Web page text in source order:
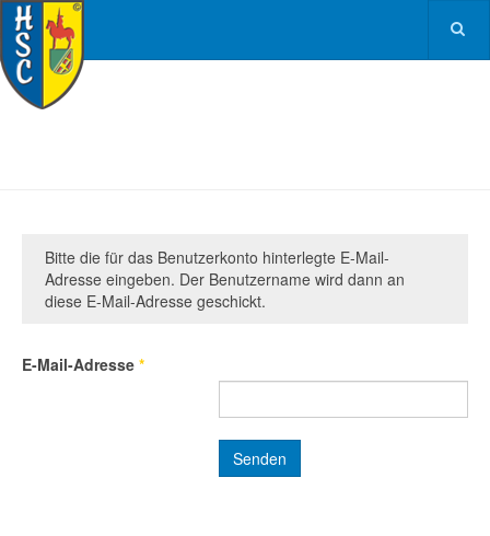
Bitte die für das Benutzerkonto hinterlegte E-Mail-
Adresse eingeben. Der Benutzername wird dann an
diese E-Mail-Adresse geschickt.
E-Mail-Adresse *
Senden